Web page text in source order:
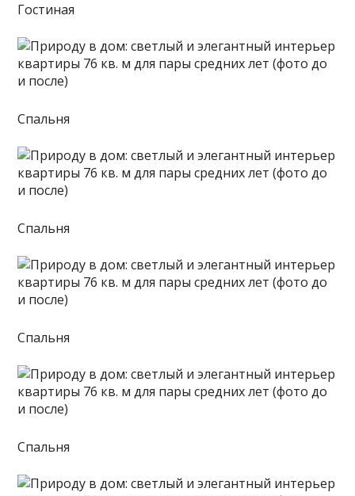
Гостиная
Спальня
Спальня
Спальня
Спальня